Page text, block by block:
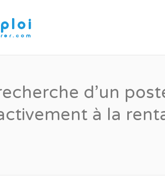
d’un
à la